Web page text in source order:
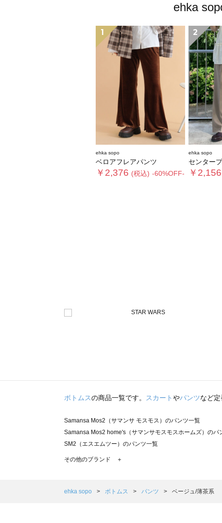
ehka
1
ehka sopo
ベロアフレアパンツ
￥2,376 (税込) -60%OFF-
2
ehka sopo
センタープレ
￥2,156
ボトムスの商品一覧です。 スカートやパンツなど
Samansa Mos2（サマンサ モスモス）のパンツ一覧
Samansa Mos2 home's（サマンサモスモスホームズ）のパ
SM2（エスエムツー）のパンツ一覧
TSUHARU by Samansa Mos2（ツハルバイサマンサモスモ
Samansa Mos2 Lagom（サマンサモスモス ラーゴム）のパ
その他のブランド ＋
ehka sopo ボトムス パンツ ベージュ/薄茶系